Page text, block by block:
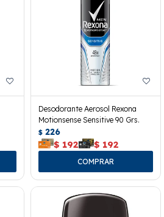
Desodorante Aerosol Rexona
Motionsense Sensitive 90 Grs.
$ 226
$ 192 $ 192